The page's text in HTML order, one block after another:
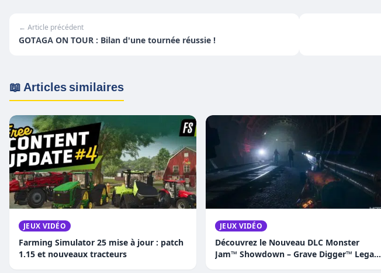
← Article précédent
GOTAGA ON TOUR : Bilan d'une tournée réussie !
📖 Articles similaires
JEUX VIDÉO
Farming Simulator 25 mise à jour : patch
1.15 et nouveaux tracteurs
JEUX VIDÉO
Découvrez le Nouveau DLC Monster
Jam™ Showdown – Grave Digger™ Legacy